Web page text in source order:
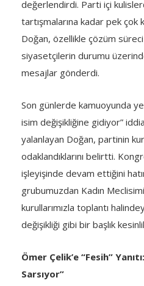
değerlendirdi. Parti içi
tartışmalarına kadar pek çok
Doğan, özellikle çözüm
siyasetçilerin durumu
mesajlar gönderdi.
Son günlerde kamuoyunda
isim değişikliğine gidiyor”
yalanlayan Doğan, partinin
odaklandıklarını belirtti.
işleyişinde devam ettiğini
grubumuzdan Kadın
kurullarımızla toplantı
değişikliği gibi bir başlık
Ömer Çelik’e “Fesih”
Sarsıyor”